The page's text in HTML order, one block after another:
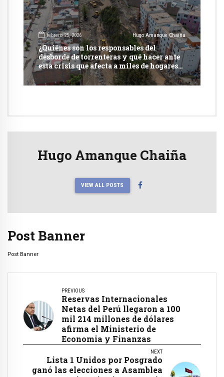
febrero 25, 2026 Hugo Amanque Chaiña
¿Quiénes son los responsables del
desborde de torrenteras y qué hacer ante
esta crisis que afecta a miles de hogares
de Arequipa?
Hugo Amanque Chaiña
VIEW ALL POSTS
Post Banner
Post Banner
PREVIOUS
Reservas Internacionales
Netas del Perú llegaron a 100
mil 214 millones de dólares
afirma el Ministerio de
Economia y Finanzas
NEXT
Lista 1 Unidos por Posgrado
ganó las elecciones a Asamblea